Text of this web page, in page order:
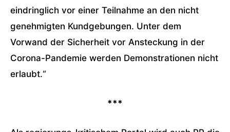
eindringlich vor einer Teilnahme an den nicht
genehmigten Kundgebungen. Unter dem
Vorwand der Sicherheit vor Ansteckung in der
Corona-Pandemie werden Demonstrationen nicht
erlaubt.“
***